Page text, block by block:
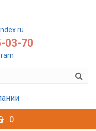
875-03-70
: 0